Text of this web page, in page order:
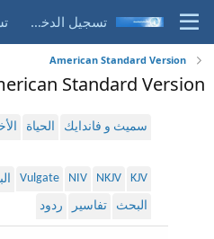
تسجيل الدخول
American Standard Version
Standard Version
سميث و فاندايك الحياة
KJV
NKJV
NIV
Vulgate
البحث
تفاسير ردود